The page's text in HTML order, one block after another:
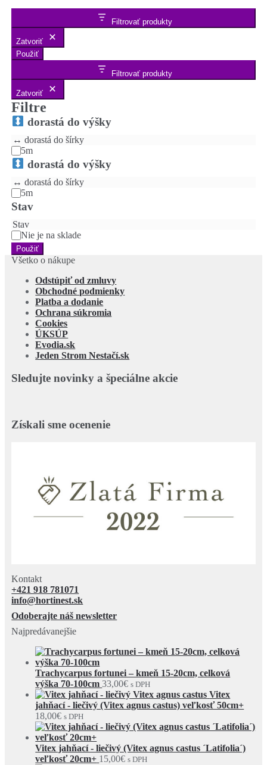
Filtrovať produkty
Zatvoriť
Použiť
Filtrovať produkty
Zatvoriť
Filtre
dorastá do výšky
↔️ dorastá do šírky
5m
dorastá do výšky
↔️ dorastá do šírky
5m
Stav
Stav
Nie je na sklade
Použiť
Všetko o nákupe
Odstúpiť od zmluvy
Obchodné podmienky
Platba a dodanie
Ochrana súkromia
Cookies
ÚKSÚP
Evodia.sk
Jeden Strom Nestačí.sk
Sledujte novinky a špeciálne akcie
Získali sme ocenenie
Kontakt
+421 918 781071
info@hortinest.sk
Odoberajte náš newsletter
Najpredávanejšie
Trachycarpus fortunei – kmeň 15-20cm, celková
výška 70-100cm 33,00€ s DPH
Vitex
jahňací - liečivý (Vitex agnus castus) veľkosť 50cm+
18,00€ s DPH
Vitex jahňací - liečivý (Vitex agnus castus ´Latifolia´)
veľkosť 20cm+ 15,00€ s DPH